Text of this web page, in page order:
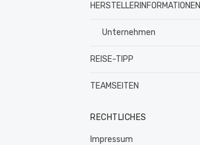
HERSTELLERINFORMATIONEN
Unternehmen
REISE-TIPP
TEAMSEITEN
RECHTLICHES
Impressum